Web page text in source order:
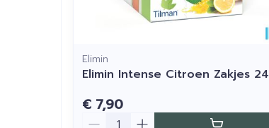
Elimin
Elimin Intense Citroen Zakjes 24
€ 7,90
Aantal